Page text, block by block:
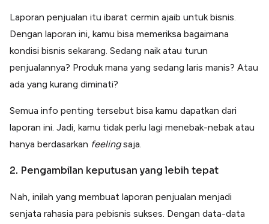
Laporan penjualan itu ibarat cermin ajaib untuk bisnis.
Dengan laporan ini, kamu bisa memeriksa bagaimana
kondisi bisnis sekarang. Sedang naik atau turun
penjualannya? Produk mana yang sedang laris manis? Atau
ada yang kurang diminati?
Semua info penting tersebut bisa kamu dapatkan dari
laporan ini. Jadi, kamu tidak perlu lagi menebak-nebak atau
hanya berdasarkan feelingsaja.
2. Pengambilan keputusan yang lebih tepat
Nah, inilah yang membuat laporan penjualan menjadi
senjata rahasia para pebisnis sukses. Dengan data-data